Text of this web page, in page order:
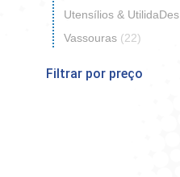
Utensílios & UtilidaDes
Vassouras (22)
Filtrar por preço